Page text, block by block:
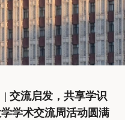
| 交流启发，共享学识
学术交流周活动圆满